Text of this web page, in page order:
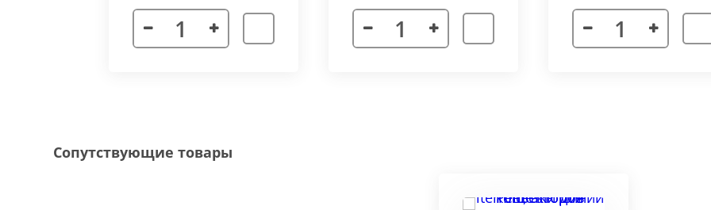
Декоративная рамка выполнена из алюминия. Придает прибору завершенности и помогает
напольного покрытия и короба конвектора, а также увеличивает жесткость короба.
соединения 70 градусов.
большей длины, конвектор собирается из отдельных сегментов.
Сопутствующие товары